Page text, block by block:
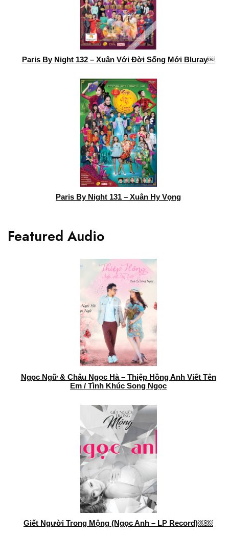
Paris By Night 132 – Xuân Với Đời Sống Mới Bluray￼
Paris By Night 131 – Xuân Hy Vọng
Featured Audio
Ngọc Ngữ & Châu Ngọc Hà – Thiệp Hồng Anh Viết Tên
Em / Tình Khúc Song Ngọc
Giết Người Trong Mộng (Ngọc Anh – LP Record)￼￼